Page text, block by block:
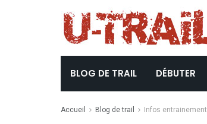
BLOG DE TRAIL DÉBUTER
Accueil Blog de trail Infos entrainement